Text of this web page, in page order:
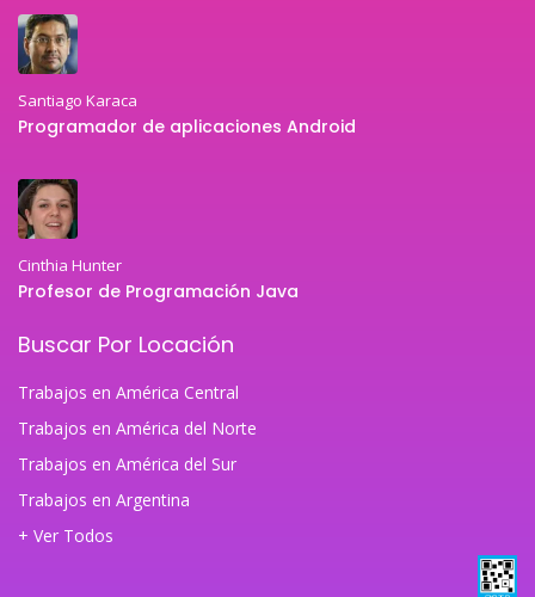
Santiago Karaca
Programador de aplicaciones Android
Cinthia Hunter
Profesor de Programación Java
Buscar Por Locación
Trabajos en América Central
Trabajos en América del Norte
Trabajos en América del Sur
Trabajos en Argentina
+ Ver Todos